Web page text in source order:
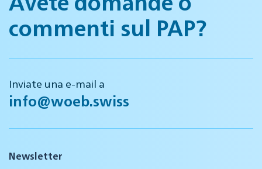
commenti sul PAP?
Inviate una e-mail a
info@woeb.swiss
Newsletter